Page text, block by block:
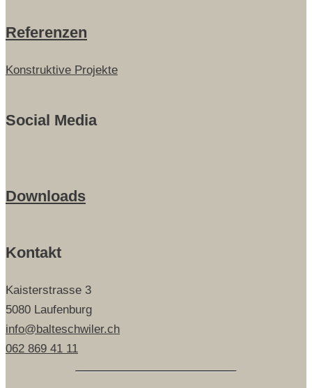
Referenzen
Konstruktive Projekte
Social Media
Downloads
Kontakt
Kaisterstrasse 3
5080 Laufenburg
info@balteschwiler.ch
062 869 41 11